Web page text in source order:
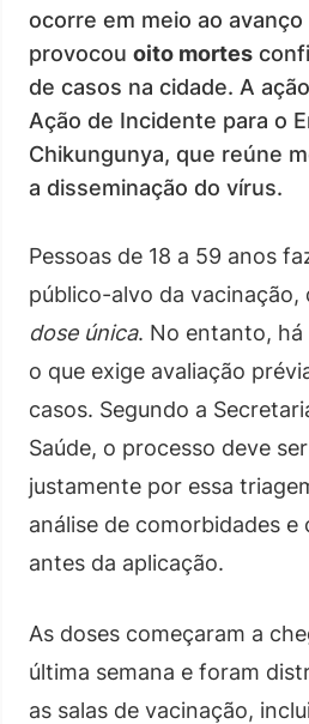
ocorre em meio ao
provocou oito mortes
de casos na cidade. A
Ação de Incidente para o
Chikungunya, que reúne
a disseminação do vírus.
Pessoas de 18 a 59 anos
público-alvo da vacinação,
dose única. No entanto,
o que exige avaliação
casos. Segundo a
Saúde, o processo deve
justamente por essa
análise de comorbidades e
antes da aplicação.
As doses começaram a
última semana e foram
as salas de vacinação,